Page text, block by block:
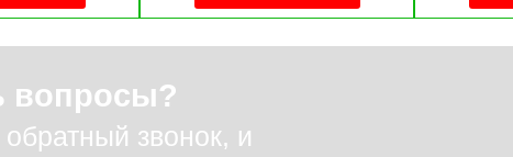
вопросы?
звонок, и